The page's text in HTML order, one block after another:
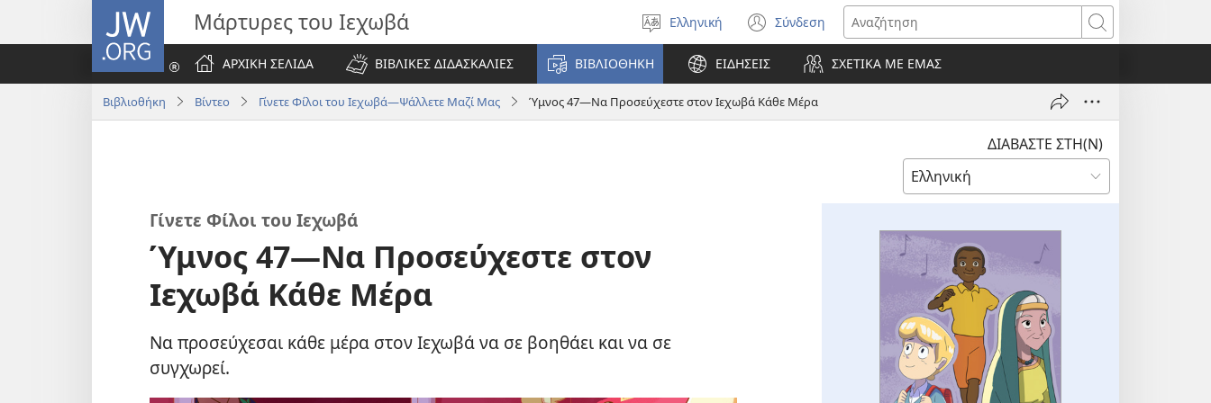
JW.ORG Μάρτυρες του Ιεχωβά
Επιλέξτε
γλώσσα
Ελληνική Σύνδεση
(ανοίγει
νέο
παράθυρο)
Αναζήτηση
ΑΡΧΙΚΗ ΣΕΛΙΔΑ
ΒΙΒΛΙΚΕΣ ΔΙΔΑΣΚΑΛΙΕΣ ΒΙΒΛΙΟΘΗΚΗ ΕΙΔΗΣΕΙΣ ΣΧΕΤΙΚΑ ΜΕ ΕΜΑΣ
Βιβλιοθήκη Βίντεο Γίνετε Φίλοι του Ιεχωβά—Ψάλλετε Μαζί Μας Ύμνος 47​—Να Προσεύχεστε στον Ιεχωβά Κάθε Μέρα
ΔΙΑΒΑΣΤΕ ΣΤΗ(Ν)
Γίνετε Φίλοι του Ιεχωβά
Ύμνος 47​—Να Προσεύχεστε στον
Ιεχωβά Κάθε Μέρα
Να προσεύχεσαι κάθε μέρα στον Ιεχωβά να σε βοηθάει και να σε
συγχωρεί.